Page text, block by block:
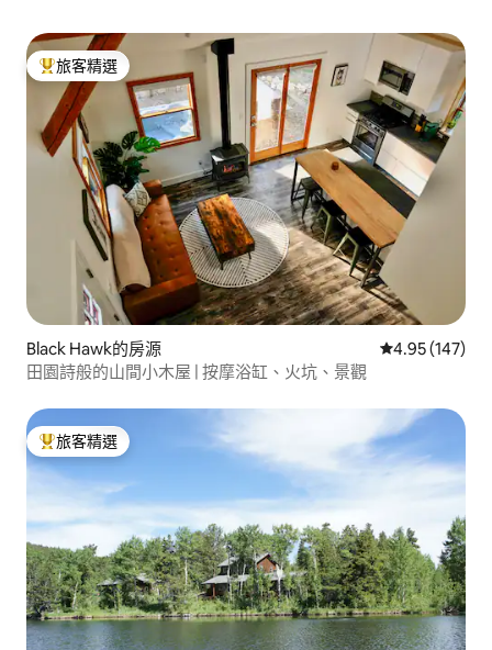
旅客精選榜首
旅客精選
Black Hawk的房源 從 147 則評價
4.95 (147)
田園詩般的山間小木屋 | 按摩浴缸、火坑、景觀
旅客精選榜首
旅客精選